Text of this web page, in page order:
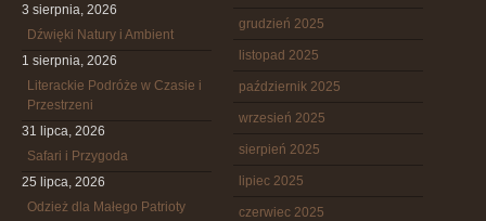
3 sierpnia, 2026
Dźwięki Natury i Ambient
1 sierpnia, 2026
Literackie Podróże w Czasie i
Przestrzeni
31 lipca, 2026
Safari i Przygoda
25 lipca, 2026
Odzież dla Małego Patrioty
grudzień 2025
listopad 2025
październik 2025
wrzesień 2025
sierpień 2025
lipiec 2025
czerwiec 2025